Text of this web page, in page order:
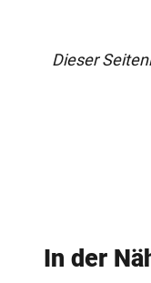
Dieser
In der